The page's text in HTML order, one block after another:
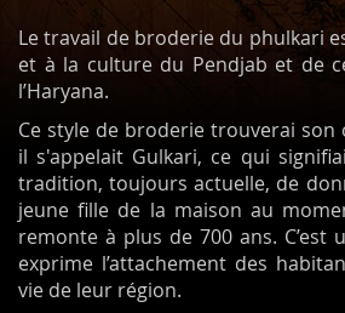
Le travail de broderie du phulkari
et à la culture du Pendjab et de
l’Haryana.
Ce style de broderie trouverai
il s'appelait Gulkari, ce qui
tradition, toujours actuelle, de
jeune fille de la maison au
remonte à plus de 700 ans.
exprime l’attachement des
vie de leur région.